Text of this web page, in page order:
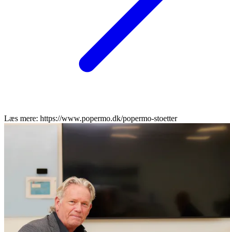
Læs mere: https://www.popermo.dk/popermo-stoetter